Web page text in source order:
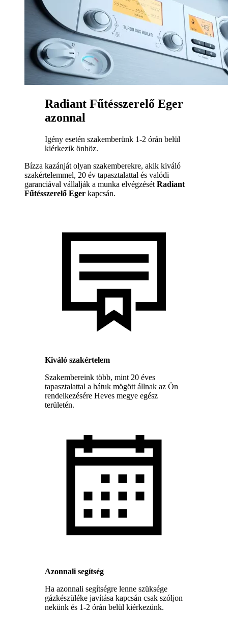
Radiant Fűtésszerelő Eger
azonnal
Igény esetén szakemberünk 1-2 órán belül
kiérkezik önhöz.
Bízza kazánját olyan szakemberekre, akik kiváló
szakértelemmel, 20 év tapasztalattal és valódi
garanciával vállalják a munka elvégzését Radiant
Fűtésszerelő Eger kapcsán.
Kiváló szakértelem
Szakembereink több, mint 20 éves
tapasztalattal a hátuk mögött állnak az Ön
rendelkezésére Heves megye egész
területén.
Azonnali segítség
Ha azonnali segítségre lenne szüksége
gázkészüléke javítása kapcsán csak szóljon
nekünk és 1-2 órán belül kiérkezünk.